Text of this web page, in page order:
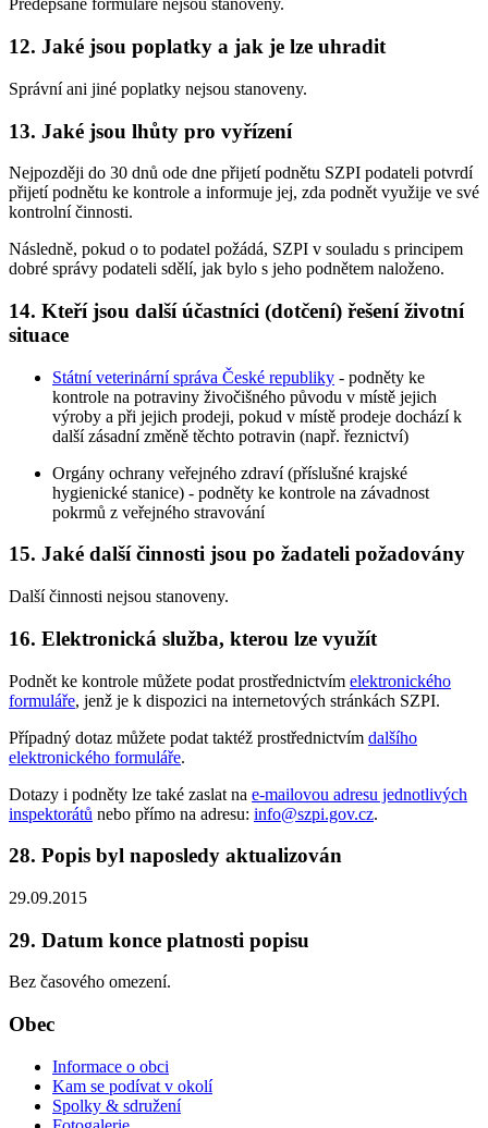
Předepsané formuláře nejsou stanoveny.
12. Jaké jsou poplatky a jak je lze uhradit
Správní ani jiné poplatky nejsou stanoveny.
13. Jaké jsou lhůty pro vyřízení
Nejpozději do 30 dnů ode dne přijetí podnětu SZPI podateli potvrdí
přijetí podnětu ke kontrole a informuje jej, zda podnět využije ve své
kontrolní činnosti.
Následně, pokud o to podatel požádá, SZPI v souladu s principem
dobré správy podateli sdělí, jak bylo s jeho podnětem naloženo.
14. Kteří jsou další účastníci (dotčení) řešení životní
situace
Státní veterinární správa České republiky - podněty ke
kontrole na potraviny živočišného původu v místě jejich
výroby a při jejich prodeji, pokud v místě prodeje dochází k
další zásadní změně těchto potravin (např. řeznictví)
Orgány ochrany veřejného zdraví (příslušné krajské
hygienické stanice) - podněty ke kontrole na závadnost
pokrmů z veřejného stravování
15. Jaké další činnosti jsou po žadateli požadovány
Další činnosti nejsou stanoveny.
16. Elektronická služba, kterou lze využít
Podnět ke kontrole můžete podat prostřednictvím elektronického
formuláře, jenž je k dispozici na internetových stránkách SZPI.
Případný dotaz můžete podat taktéž prostřednictvím dalšího
elektronického formuláře.
Dotazy i podněty lze také zaslat na e-mailovou adresu jednotlivých
inspektorátů nebo přímo na adresu: info@szpi.gov.cz.
28. Popis byl naposledy aktualizován
29.09.2015
29. Datum konce platnosti popisu
Bez časového omezení.
Obec
Informace o obci
Kam se podívat v okolí
Spolky & sdružení